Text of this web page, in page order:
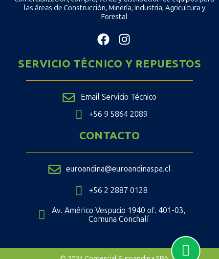
las áreas de Construcción, Minería, Industria, Agricultura y
Forestal
SERVICIO TÉCNICO Y REPUESTOS
Email Servicio Técnico
+56 9 5864 2089
CONTACTO
euroandina@euroandinaspa.cl
+56 2 2887 0128
Av. Américo Vespucio 1940 of. 401-03,
Comuna Conchalí